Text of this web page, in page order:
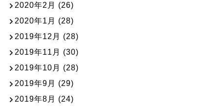
2020年2月 (26)
2020年1月 (28)
2019年12月 (28)
2019年11月 (30)
2019年10月 (28)
2019年9月 (29)
2019年8月 (24)